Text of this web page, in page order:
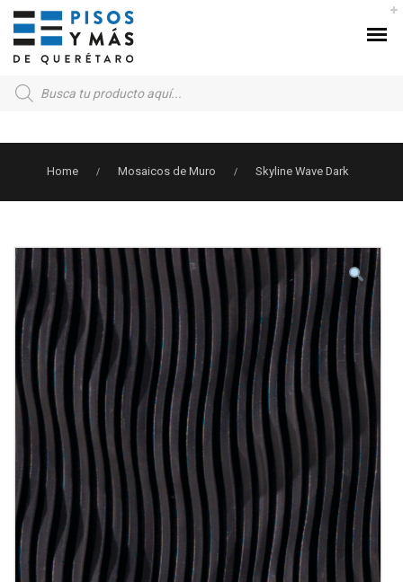
Products
search
Home / Mosaicos de Muro / Skyline Wave Dark